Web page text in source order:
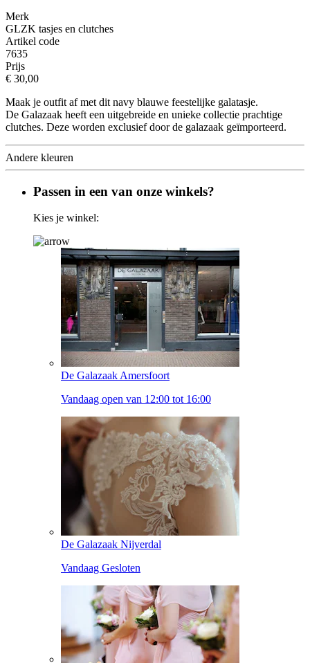
Merk
GLZK tasjes en clutches
Artikel code
7635
Prijs
€ 30,00
Maak je outfit af met dit navy blauwe feestelijke galatasje.
De Galazaak heeft een uitgebreide en unieke collectie prachtige
clutches. Deze worden exclusief door de galazaak geïmporteerd.
Andere kleuren
Passen in een van onze winkels?
Kies je winkel:
De Galazaak Amersfoort
Vandaag open van 12:00 tot 16:00
De Galazaak Nijverdal
Vandaag Gesloten